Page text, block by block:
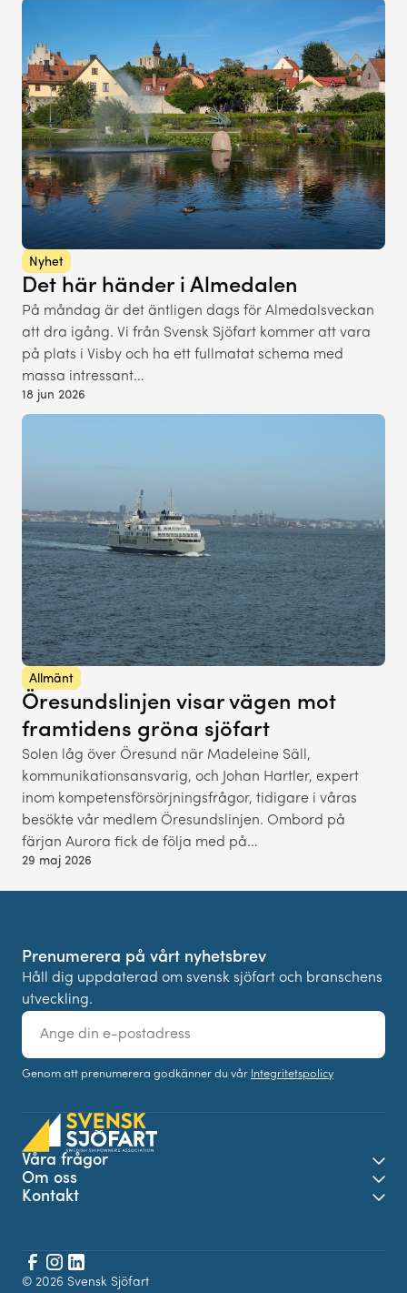
Nyhet
Det här händer i Almedalen
På måndag är det äntligen dags för Almedalsveckan
att dra igång. Vi från Svensk Sjöfart kommer att vara
på plats i Visby och ha ett fullmatat schema med
massa intressant…
18 jun 2026
Allmänt
Öresundslinjen visar vägen mot
framtidens gröna sjöfart
Solen låg över Öresund när Madeleine Säll,
kommunikationsansvarig, och Johan Hartler, expert
inom kompetensförsörjningsfrågor, tidigare i våras
besökte vår medlem Öresundslinjen. Ombord på
färjan Aurora fick de följa med på…
29 maj 2026
Prenumerera på vårt nyhetsbrev
Håll dig uppdaterad om svensk sjöfart och branschens
utveckling.
E-
post
Genom att prenumerera godkänner du vår Integritetspolicy
Våra frågor
Om oss
Kontakt
© 2026 Svensk Sjöfart
Facebook
Instagram
LinkedIn